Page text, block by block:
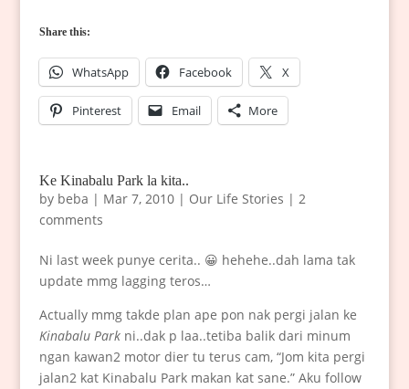
Share this:
WhatsApp Facebook X
Pinterest Email More
Ke Kinabalu Park la kita..
by beba | Mar 7, 2010| Our Life Stories | 2
comments
Ni last week punye cerita.. 😀 hehehe..dah lama tak
update mmg lagging teros…
Actually mmg takde plan ape pon nak pergi jalan ke
Kinabalu Parkni..dak p laa..tetiba balik dari minum
ngan kawan2 motor dier tu terus cam, “Jom kita pergi
jalan2 kat Kinabalu Park makan kat sane.” Aku follow